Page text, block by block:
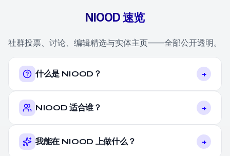
NIOOD 速览
社群投票、讨论、编辑精选与实体主页——全部公开透明。
什么是 NIOOD？ +
NIOOD 适合谁？ +
我能在 NIOOD 上做什么？ +